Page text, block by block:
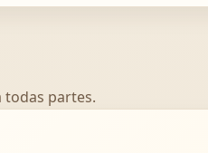
todas partes.